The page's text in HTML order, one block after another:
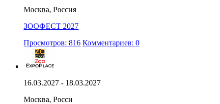
Москва, Россия
ЗООФЕСТ 2027
Просмотров: 816 Комментариев: 0
16.03.2027 - 18.03.2027
Москва, Росси